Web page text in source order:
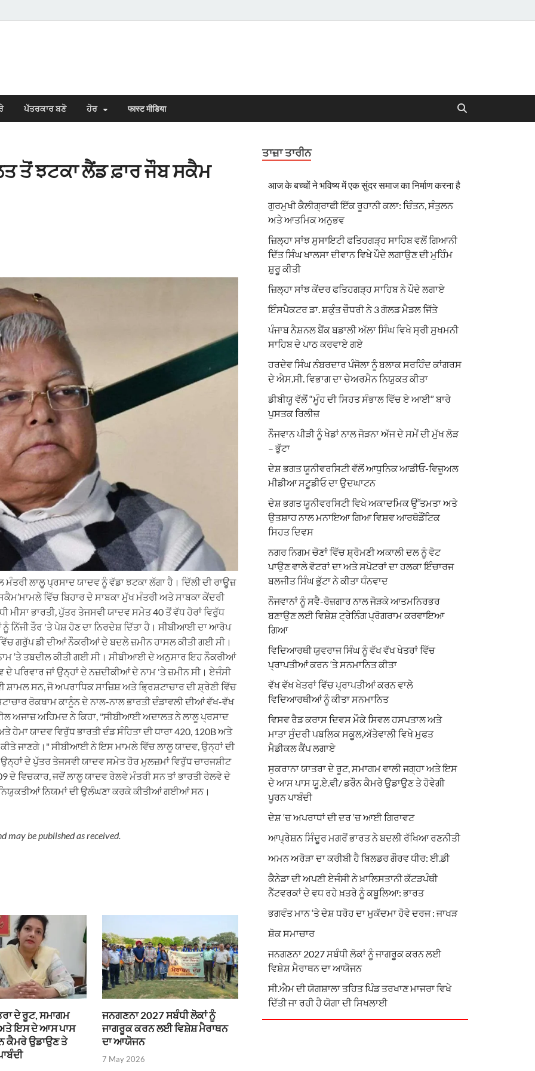
ਪੱਤਰਕਾਰ ਬਣੋ ਹੋਰ फास्ट मीडिया
ਤੋਂ ਝਟਕਾ ਲੈਂਡ ਫ਼ਾਰ ਜੌਬ ਸਕੈਮ
ਲਾਲੂ ਪ੍ਰਸਾਦ ਯਾਦਵ ਨੂੰ ਵੱਡਾ ਝਟਕਾ ਲੱਗਾ ਹੈ। ਦਿੱਲੀ ਦੀ ਰਾਊਜ਼
ਵਿੱਚ ਬਿਹਾਰ ਦੇ ਸਾਬਕਾ ਮੁੱਖ ਮੰਤਰੀ ਅਤੇ ਸਾਬਕਾ ਕੇਂਦਰੀ
ਮੀਸਾ ਭਾਰਤੀ, ਪੁੱਤਰ ਤੇਜਸਵੀ ਯਾਦਵ ਸਮੇਤ 40 ਤੋਂ ਵੱਧ ਹੋਰਾਂ ਵਿਰੁੱਧ
ਨਿੱਜੀ ਤੌਰ 'ਤੇ ਪੇਸ਼ ਹੋਣ ਦਾ ਨਿਰਦੇਸ਼ ਦਿੱਤਾ ਹੈ। ਸੀਬੀਆਈ ਦਾ ਆਰੋਪ
ਗਰੁੱਪ ਡੀ ਦੀਆਂ ਨੌਕਰੀਆਂ ਦੇ ਬਦਲੇ ਜ਼ਮੀਨ ਹਾਸਲ ਕੀਤੀ ਗਈ ਸੀ।
‘ਤੇ ਤਬਦੀਲ ਕੀਤੀ ਗਈ ਸੀ। ਸੀਬੀਆਈ ਦੇ ਅਨੁਸਾਰ ਇਹ ਨੌਕਰੀਆਂ
ਪਰਿਵਾਰ ਜਾਂ ਉਨ੍ਹਾਂ ਦੇ ਨਜ਼ਦੀਕੀਆਂ ਦੇ ਨਾਮ 'ਤੇ ਜ਼ਮੀਨ ਸੀ। ਏਜੰਸੀ
ਸ਼ਾਮਲ ਸਨ, ਜੋ ਅਪਰਾਧਿਕ ਸਾਜ਼ਿਸ਼ ਅਤੇ ਭ੍ਰਿਸ਼ਟਾਚਾਰ ਦੀ ਸ਼੍ਰੇਣੀ ਵਿੱਚ
ਰੋਕਥਾਮ ਕਾਨੂੰਨ ਦੇ ਨਾਲ-ਨਾਲ ਭਾਰਤੀ ਦੰਡਾਵਲੀ ਦੀਆਂ ਵੱਖ-ਵੱਖ
ਅਜਾਜ਼ ਅਹਿਮਦ ਨੇ ਕਿਹਾ, "ਸੀਬੀਆਈ ਅਦਾਲਤ ਨੇ ਲਾਲੂ ਪ੍ਰਸਾਦ
ਹੇਮਾ ਯਾਦਵ ਵਿਰੁੱਧ ਭਾਰਤੀ ਦੰਡ ਸੰਹਿਤਾ ਦੀ ਧਾਰਾ 420, 120B ਅਤੇ
ਜਾਣਗੇ।" ਸੀਬੀਆਈ ਨੇ ਇਸ ਮਾਮਲੇ ਵਿੱਚ ਲਾਲੂ ਯਾਦਵ, ਉਨ੍ਹਾਂ ਦੀ
ਉਨ੍ਹਾਂ ਦੇ ਪੁੱਤਰ ਤੇਜਸਵੀ ਯਾਦਵ ਸਮੇਤ ਹੋਰ ਮੁਲਜ਼ਮਾਂ ਵਿਰੁੱਧ ਚਾਰਜਸ਼ੀਟ
ਦੇ ਵਿਚਕਾਰ, ਜਦੋਂ ਲਾਲੂ ਯਾਦਵ ਰੇਲਵੇ ਮੰਤਰੀ ਸਨ ਤਾਂ ਭਾਰਤੀ ਰੇਲਵੇ ਦੇ
ਨਿਯਮਾਂ ਦੀ ਉਲੰਘਣਾ ਕਰਕੇ ਕੀਤੀਆਂ ਗਈਆਂ ਸਨ।
may be published as received.
ਦੇ ਰੂਟ, ਸਮਾਗਮ
ਅਤੇ ਇਸ ਦੇ ਆਸ ਪਾਸ
ਕੈਮਰੇ ਉਡਾਉਣ ਤੇ
ਜਨਗਣਨਾ 2027 ਸਬੰਧੀ ਲੋਕਾਂ ਨੂੰ
ਜਾਗਰੂਕ ਕਰਨ ਲਈ ਵਿਸ਼ੇਸ਼ ਮੈਰਾਥਨ
ਦਾ ਆਯੋਜਨ
7 May 2026
ਤਾਜ਼ਾ ਤਾਰੀਨ
आज के बच्चों ने भविष्य में एक सुंदर समाज का निर्माण करना है
ਗੁਰਮੁਖੀ ਕੈਲੀਗ੍ਰਾਫੀ ਇੱਕ ਰੂਹਾਨੀ ਕਲਾ: ਚਿੰਤਨ, ਸੰਤੁਲਨ
ਅਤੇ ਆਤਮਿਕ ਅਨੁਭਵ
ਜ਼ਿਲ੍ਹਾ ਸਾਂਝ ਸੁਸਾਇਟੀ ਫਤਿਹਗੜ੍ਹ ਸਾਹਿਬ ਵਲੋਂ ਗਿਆਨੀ
ਦਿੱਤ ਸਿੰਘ ਖਾਲਸਾ ਦੀਵਾਨ ਵਿਖੇ ਪੌਦੇ ਲਗਾਉਣ ਦੀ ਮੁਹਿੰਮ
ਸ਼ੁਰੂ ਕੀਤੀ
ਜ਼ਿਲ੍ਹਾ ਸਾਂਝ ਕੇਂਦਰ ਫਤਿਹਗੜ੍ਹ ਸਾਹਿਬ ਨੇ ਪੌਦੇ ਲਗਾਏ
ਇੰਸਪੈਕਟਰ ਡਾ. ਸ਼ਕੁੰਤ ਚੌਧਰੀ ਨੇ 3 ਗੋਲਡ ਮੈਡਲ ਜਿੱਤੇ
ਪੰਜਾਬ ਨੈਸ਼ਨਲ ਬੈਂਕ ਬਡਾਲੀ ਅੱਲਾ ਸਿੰਘ ਵਿਖੇ ਸ੍ਰੀ ਸੁਖਮਨੀ
ਸਾਹਿਬ ਦੇ ਪਾਠ ਕਰਵਾਏ ਗਏ
ਹਰਦੇਵ ਸਿੰਘ ਨੰਬਰਦਾਰ ਪੰਜੋਲਾ ਨੂੰ ਬਲਾਕ ਸਰਹਿੰਦ ਕਾਂਗਰਸ
ਦੇ ਐਸ.ਸੀ. ਵਿਭਾਗ ਦਾ ਚੇਅਰਮੈਨ ਨਿਯੁਕਤ ਕੀਤਾ
ਡੀਬੀਯੂ ਵੱਲੋਂ “ਮੂੰਹ ਦੀ ਸਿਹਤ ਸੰਭਾਲ ਵਿੱਚ ਏ ਆਈ” ਬਾਰੇ
ਪੁਸਤਕ ਰਿਲੀਜ਼
ਨੌਜਵਾਨ ਪੀੜੀ ਨੂੰ ਖੇਡਾਂ ਨਾਲ ਜੋੜਨਾ ਅੱਜ ਦੇ ਸਮੇਂ ਦੀ ਮੁੱਖ ਲੋੜ
– ਭੁੱਟਾ
ਦੇਸ਼ ਭਗਤ ਯੂਨੀਵਰਸਿਟੀ ਵੱਲੋਂ ਆਧੁਨਿਕ ਆਡੀਓ-ਵਿਜ਼ੂਅਲ
ਮੀਡੀਆ ਸਟੂਡੀਓ ਦਾ ਉਦਘਾਟਨ
ਦੇਸ਼ ਭਗਤ ਯੂਨੀਵਰਸਿਟੀ ਵਿਖੇ ਅਕਾਦਮਿਕ ਉੱਤਮਤਾ ਅਤੇ
ਉਤਸ਼ਾਹ ਨਾਲ ਮਨਾਇਆ ਗਿਆ ਵਿਸ਼ਵ ਆਰਥੋਡੌਂਟਿਕ
ਸਿਹਤ ਦਿਵਸ
ਨਗਰ ਨਿਗਮ ਚੋਣਾਂ ਵਿੱਚ ਸ਼੍ਰੋਮਣੀ ਅਕਾਲੀ ਦਲ ਨੂੰ ਵੋਟ
ਪਾਉਣ ਵਾਲੇ ਵੋਟਰਾਂ ਦਾ ਅਤੇ ਸਪੋਟਰਾਂ ਦਾ ਹਲਕਾ ਇੰਚਾਰਜ
ਬਲਜੀਤ ਸਿੰਘ ਭੁੱਟਾ ਨੇ ਕੀਤਾ ਧੰਨਵਾਦ
ਨੌਜਵਾਨਾਂ ਨੂੰ ਸਵੈ-ਰੋਜ਼ਗਾਰ ਨਾਲ ਜੋੜਕੇ ਆਤਮਨਿਰਭਰ
ਬਣਾਉਣ ਲਈ ਵਿਸ਼ੇਸ਼ ਟ੍ਰੇਨਿੰਗ ਪ੍ਰੋਗਰਾਮ ਕਰਵਾਇਆ
ਗਿਆ
ਵਿਦਿਆਰਥੀ ਯੁਵਰਾਜ ਸਿੰਘ ਨੂੰ ਵੱਖ ਵੱਖ ਖੇਤਰਾਂ ਵਿੱਚ
ਪ੍ਰਾਪਤੀਆਂ ਕਰਨ ‘ਤੇ ਸਨਮਾਨਿਤ ਕੀਤਾ
ਵੱਖ ਵੱਖ ਖੇਤਰਾਂ ਵਿੱਚ ਪ੍ਰਾਪਤੀਆਂ ਕਰਨ ਵਾਲੇ
ਵਿਦਿਆਰਥੀਆਂ ਨੂੰ ਕੀਤਾ ਸਨਮਾਨਿਤ
ਵਿਸਵ ਰੈਡ ਕਰਾਸ ਦਿਵਸ ਮੌਕੇ ਸਿਵਲ ਹਸਪਤਾਲ ਅਤੇ
ਮਾਤਾ ਸੁੰਦਰੀ ਪਬਲਿਕ ਸਕੂਲ,ਅੱਤੇਵਾਲੀ ਵਿਖੇ ਮੁਫਤ
ਮੈਡੀਕਲ ਕੈਂਪ ਲਗਾਏ
ਸੁਕਰਾਨਾ ਯਾਤਰਾ ਦੇ ਰੂਟ, ਸਮਾਗਮ ਵਾਲੀ ਜਗ੍ਹਾ ਅਤੇ ਇਸ
ਦੇ ਆਸ ਪਾਸ ਯੂ.ਏ.ਵੀ/ ਡਰੌਨ ਕੈਮਰੇ ਉਡਾਉਣ ਤੇ ਹੋਵੇਗੀ
ਪੂਰਨ ਪਾਬੰਦੀ
ਦੇਸ਼ ‘ਚ ਅਪਰਾਧਾਂ ਦੀ ਦਰ ‘ਚ ਆਈ ਗਿਰਾਵਟ
ਆਪ੍ਰੇਸ਼ਨ ਸਿੰਦੂਰ ਮਗਰੋਂ ਭਾਰਤ ਨੇ ਬਦਲੀ ਰੱਖਿਆ ਰਣਨੀਤੀ
ਅਮਨ ਅਰੋੜਾ ਦਾ ਕਰੀਬੀ ਹੈ ਬਿਲਡਰ ਗੌਰਵ ਧੀਰ: ਈ.ਡੀ
ਕੈਨੇਡਾ ਦੀ ਅਪਣੀ ਏਜੰਸੀ ਨੇ ਖ਼ਾਲਿਸਤਾਨੀ ਕੱਟੜਪੰਥੀ
ਨੈੱਟਵਰਕਾਂ ਦੇ ਵਧ ਰਹੇ ਖ਼ਤਰੇ ਨੂੰ ਕਬੂਲਿਆ: ਭਾਰਤ
ਭਗਵੰਤ ਮਾਨ ‘ਤੇ ਦੇਸ਼ ਧਰੋਹ ਦਾ ਮੁਕੱਦਮਾ ਹੋਵੇ ਦਰਜ : ਜਾਖੜ
ਸ਼ੋਕ ਸਮਾਚਾਰ
ਜਨਗਣਨਾ 2027 ਸਬੰਧੀ ਲੋਕਾਂ ਨੂੰ ਜਾਗਰੂਕ ਕਰਨ ਲਈ
ਵਿਸ਼ੇਸ਼ ਮੈਰਾਥਨ ਦਾ ਆਯੋਜਨ
ਸੀ.ਐਮ ਦੀ ਯੋਗਸ਼ਾਲਾ ਤਹਿਤ ਪਿੰਡ ਤਰਖਾਣ ਮਾਜਰਾ ਵਿਖੇ
ਦਿੱਤੀ ਜਾ ਰਹੀ ਹੈ ਯੋਗਾ ਦੀ ਸਿਖਲਾਈ